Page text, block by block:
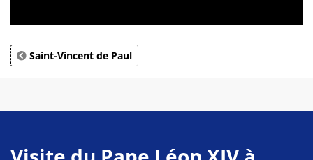
Saint-Vincent de Paul